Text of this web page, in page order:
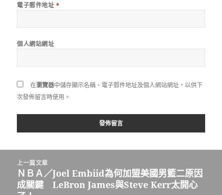
電子郵件地址 *
個人網站網址
在瀏覽器中儲存顯示名稱、電子郵件地址及個人網站網址，以供下
次發佈留言時使用。
上一篇文章
上
一
ＮＢＡ／Joel Embiid為何加盟美國男籃二原因
成關鍵 LeBron James與Steve Kerr太開心